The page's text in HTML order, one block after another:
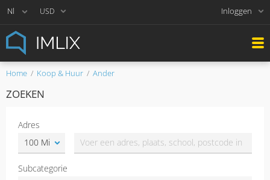
USD Inloggen
Home Koop & Huur Ander
ZOEKEN
Adres
Subcategorie